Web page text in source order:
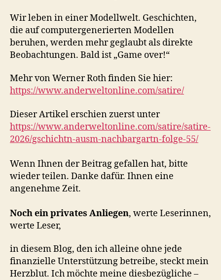
Wir leben in einer Modellwelt. Geschichten,
die auf computergenerierten Modellen
beruhen, werden mehr geglaubt als direkte
Beobachtungen. Bald ist „Game over!“
Mehr von Werner Roth finden Sie hier:
https://www.anderweltonline.com/satire/
Dieser Artikel erschien zuerst unter
https://www.anderweltonline.com/satire/satire-
2026/gschichtn-ausm-nachbargartn-folge-55/
Wenn Ihnen der Beitrag gefallen hat, bitte
wieder teilen. Danke dafür. Ihnen eine
angenehme Zeit.
Noch ein privates Anliegen, werte Leserinnen,
werte Leser,
in diesem Blog, den ich alleine ohne jede
finanzielle Unterstützung betreibe, steckt mein
Herzblut. Ich möchte meine diesbezügliche –